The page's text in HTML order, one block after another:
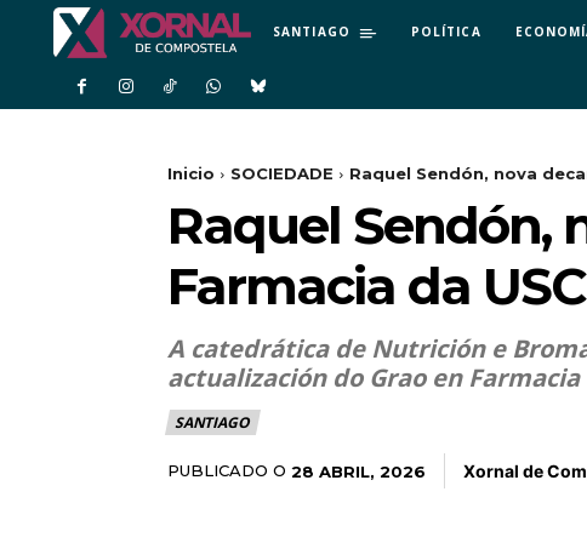
SANTIAGO POLÍTICA
Inicio SOCIEDADE Raquel Sendón, nova
Raquel Sendón,
Farmacia da USC
A catedrática de Nutrición e
actualización do Grao en
SANTIAGO
PUBLICADO O 28 ABRIL, 2026 Xornal de